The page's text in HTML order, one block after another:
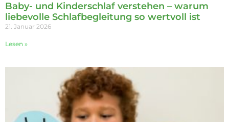
Baby- und Kinderschlaf verstehen – warum
liebevolle Schlafbegleitung so wertvoll ist
21. Januar 2026
Lesen »